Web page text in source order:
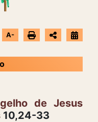
A-
de Jesus
10,24-33